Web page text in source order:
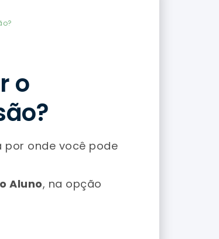
o
por onde você pode
Aluno, na opção